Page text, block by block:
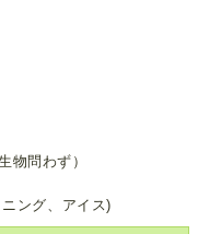
物問わず）
ング、アイス)